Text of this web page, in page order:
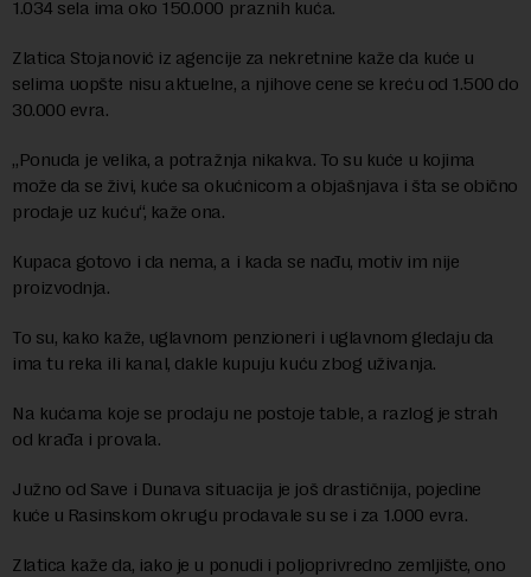
1.034 sela ima oko 150.000 praznih kuća.
Zlatica Stojanović iz agencije za nekretnine kaže da kuće u
selima uopšte nisu aktuelne, a njihove cene se kreću od 1.500 do
30.000 evra.
„Ponuda je velika, a potražnja nikakva. To su kuće u kojima
može da se živi, kuće sa okućnicom a objašnjava i šta se obično
prodaje uz kuću“, kaže ona.
Kupaca gotovo i da nema, a i kada se nađu, motiv im nije
proizvodnja.
To su, kako kaže, uglavnom penzioneri i uglavnom gledaju da
ima tu reka ili kanal, dakle kupuju kuću zbog uživanja.
Na kućama koje se prodaju ne postoje table, a razlog je strah
od krađa i provala.
Južno od Save i Dunava situacija je još drastičnija, pojedine
kuće u Rasinskom okrugu prodavale su se i za 1.000 evra.
Zlatica kaže da, iako je u ponudi i poljoprivredno zemljište, ono